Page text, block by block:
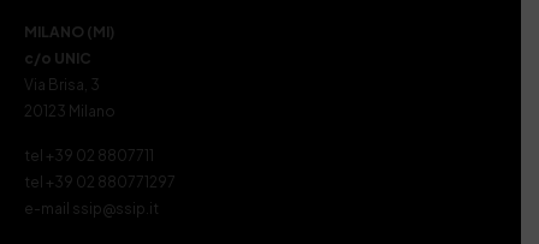
MILANO (MI)
c/o UNIC
Via Brisa, 3
20123 Milano
tel +39 02 8807711
tel +39 02 880771297
e-mail ssip@ssip.it